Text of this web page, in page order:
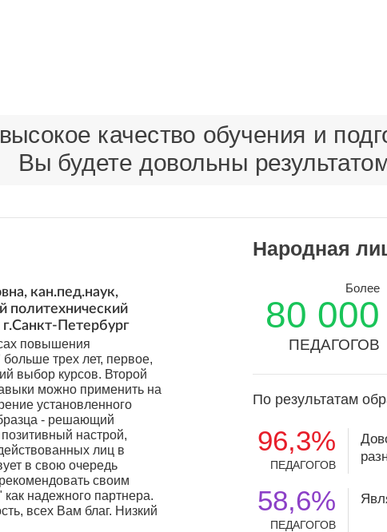
качество обучения и
Вы будете довольны
кан.пед.наук,
политехнический
Петербург
повышения
трех лет, первое,
выбор курсов. Второй
можно применить на
установленного
- решающий
настрой,
лиц в
в свою очередь
своим
надежного партнера.
всех Вам благ. Низкий
Народная
Более
80 000
ПЕДАГОГОВ
По результатам
96,3%
ПЕДАГОГОВ
58,6%
ПЕДАГОГОВ